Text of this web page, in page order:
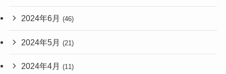
2024年6月 (46)
2024年5月 (21)
2024年4月 (11)